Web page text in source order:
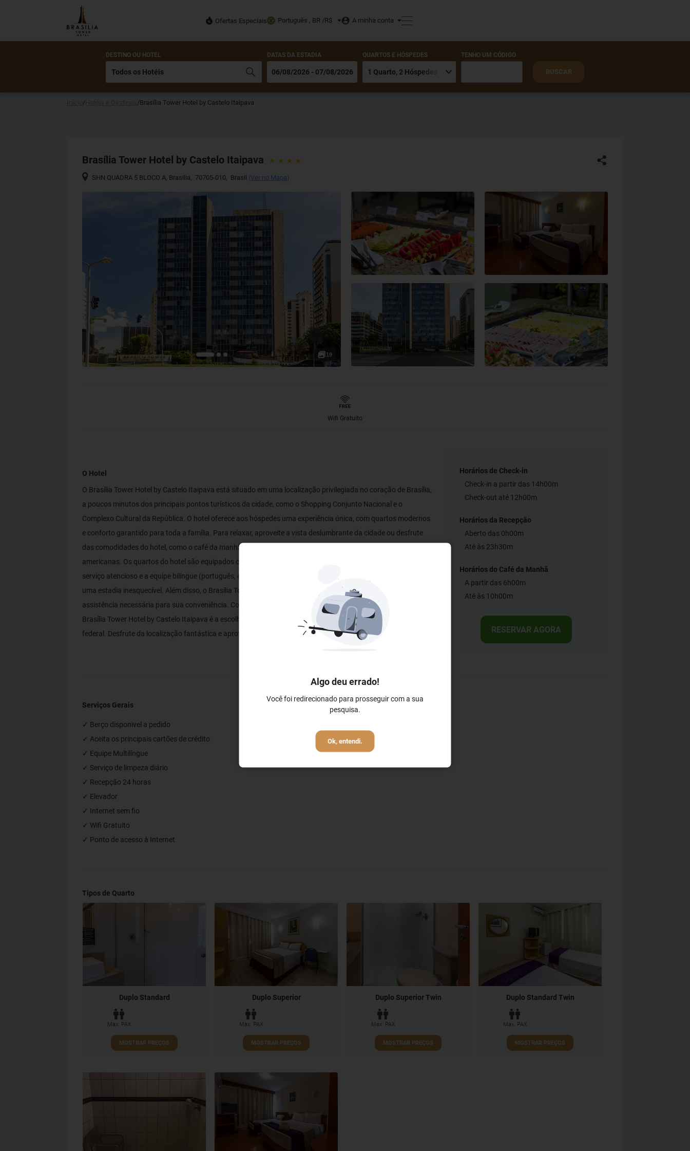
Ofertas Especiais Português , BR /R$ A minha conta
Algo deu errado!
Você foi redirecionado para prosseguir com a sua
pesquisa.
Ok, entendi.
DESTINO OU HOTEL DATAS DA ESTADIA QUARTOS E HÓSPEDES TENHO UM CÓDIGO
BUSCAR
/ /Brasília Tower Hotel by Castelo Itaipava
Brasília Tower Hotel by Castelo Itaipava
SHN QUADRA 5 BLOCO A, Brasilia, 70705-010, Brasil (Ver no Mapa)
19
Wifi Gratuito
O Hotel
O Brasília Tower Hotel by Castelo Itaipava está situado em uma localização privilegiada no coração de Brasília,
a poucos minutos dos principais pontos turísticos da cidade, como o Shopping Conjunto Nacional e o
Complexo Cultural da República. O hotel oferece aos hóspedes uma experiência única, com quartos modernos
e conforto garantido para toda a família. Para relaxar, aproveite a vista deslumbrante da cidade ou desfrute
das comodidades do hotel, como o café da manhã buffet servido diariamente, com opções continentais e
americanas. Os quartos do hotel são equipados com ar-condicionado, TV de tela plana e banheiro privativo. O
serviço atencioso e a equipe bilíngue (português, espanhol e inglês) estão sempre à disposição para garantir
uma estadia inesquecível. Além disso, o Brasília Tower Hotel conta com uma recepção que oferece toda a
assistência necessária para sua conveniência. Com fácil acesso a atrações turísticas e opções de lazer, o
Brasília Tower Hotel by Castelo Itaipava é a escolha ideal para quem busca praticidade e conforto na capital
federal. Desfrute da localização fantástica e aproveite o melhor de Brasília, seja para lazer ou negócios.
Horários de Check-in
Check-in a partir das 14h00m
Check-out até 12h00m
Horários da Recepção
Aberto das 0h00m
Até às 23h30m
Horários do Café da Manhã
A partir das 6h00m
Até às 10h00m
RESERVAR AGORA
Serviços Gerais
✓ Berço disponivel a pedido
✓ Aceita os principais cartões de crédito
✓ Equipe Multilíngue
✓ Serviço de limpeza diário
✓ Recepção 24 horas
✓ Elevador
✓ Internet sem fio
✓ Wifi Gratuito
✓ Ponto de acesso à Internet
Tipos de Quarto
Duplo Standard
Max. PAX
MOSTRAR PREÇOS
Duplo Superior
Max. PAX
MOSTRAR PREÇOS
Duplo Superior Twin
Max. PAX
MOSTRAR PREÇOS
Duplo Standard Twin
Max. PAX
MOSTRAR PREÇOS